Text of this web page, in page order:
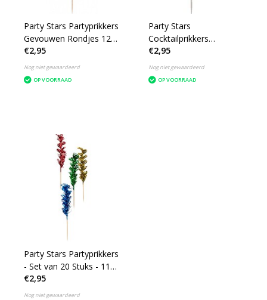
Party Stars Partyprikkers
Gevouwen Rondjes 12
Stuks
€2,95
Nog niet gewaardeerd
OP VOORRAAD
Party Stars
Cocktailprikkers
Papegaai 15 Cm
Hout/papier 10 Stuks
€2,95
Nog niet gewaardeerd
OP VOORRAAD
Party Stars Partyprikkers
- Set van 20 Stuks - 11
Cm
€2,95
Nog niet gewaardeerd